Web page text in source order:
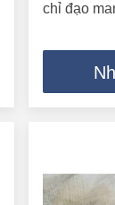
chỉ đạo